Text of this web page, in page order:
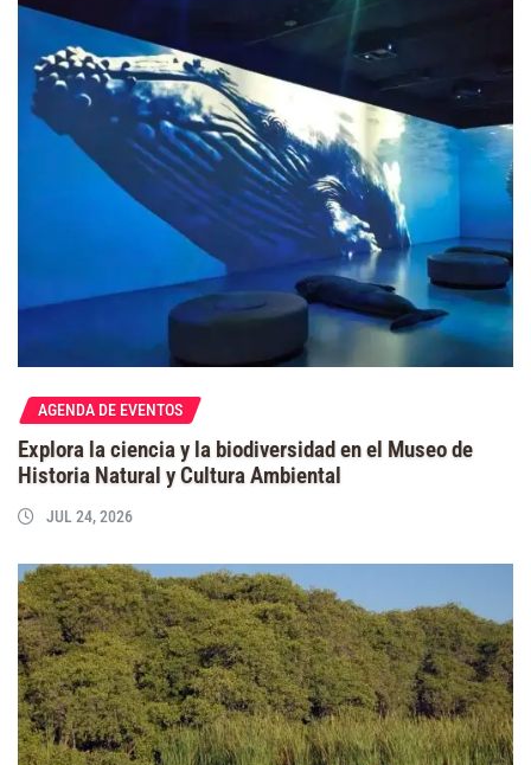
AGENDA DE EVENTOS
Explora la ciencia y la biodiversidad en el Museo de
Historia Natural y Cultura Ambiental
JUL 24, 2026